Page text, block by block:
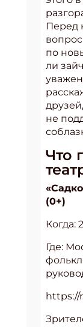
Перед
по
ли
не
Что
(0+)
Когда:
Где:
https://